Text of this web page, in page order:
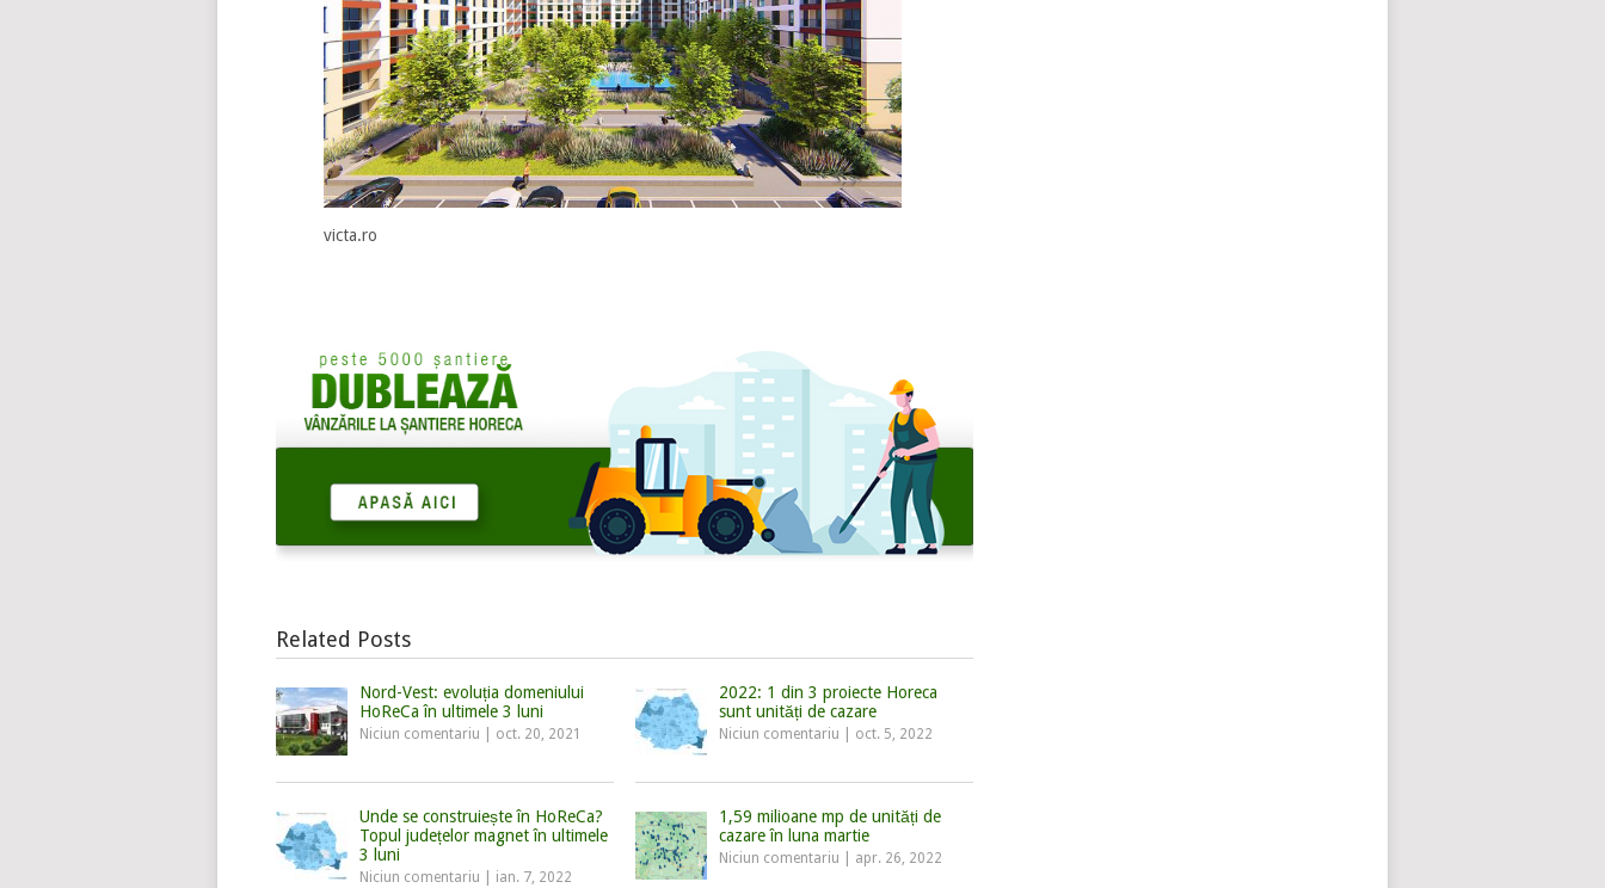
victa.ro
Related Posts
Nord-Vest: evoluția domeniului
HoReCa în ultimele 3 luni
Niciun comentariu oct. 20, 2021
2022: 1 din 3 proiecte Horeca
sunt unități de cazare
Niciun comentariu oct. 5, 2022
Unde se construiește în HoReCa?
Topul județelor magnet în ultimele
3 luni
Niciun comentariu ian. 7, 2022
1,59 milioane mp de unități de
cazare în luna martie
Niciun comentariu apr. 26, 2022